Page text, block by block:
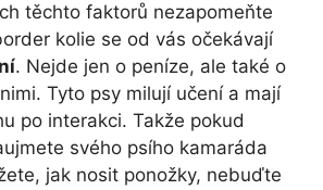
těchto faktorů nezapomeňte
kolie se od vás očekávají
. Nejde jen o peníze, ale také o
Tyto psy milují učení a mají
po interakci. Takže pokud
svého psího kamaráda
jak nosit ponožky, nebuďte